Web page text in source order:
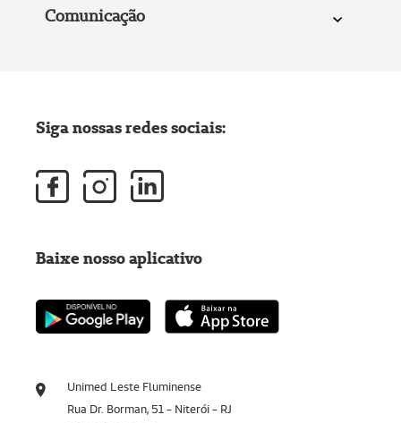
Comunicação
Unimed Leste Fluminense
Rua Dr. Borman, 51 - Niterói - RJ
Siga nossas redes sociais:
Baixe nosso aplicativo